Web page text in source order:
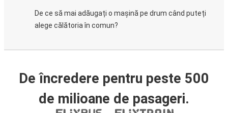
De ce să mai adăugați o mașină pe drum când puteți
alege călătoria în comun?
De încredere pentru peste 500
de milioane de pasageri.